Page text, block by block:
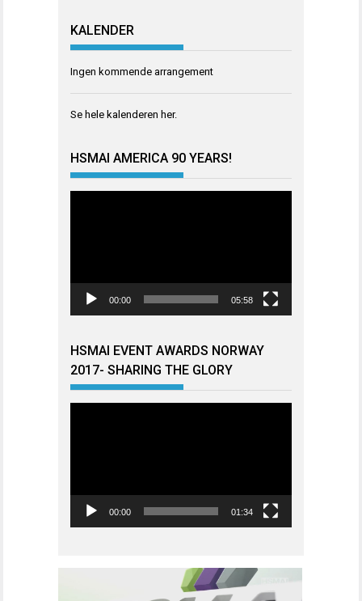
KALENDER
Ingen kommende arrangement
Se hele kalenderen her.
HSMAI AMERICA 90 YEARS!
00:00 05:58
HSMAI EVENT AWARDS NORWAY
2017- SHARING THE GLORY
00:00 01:34